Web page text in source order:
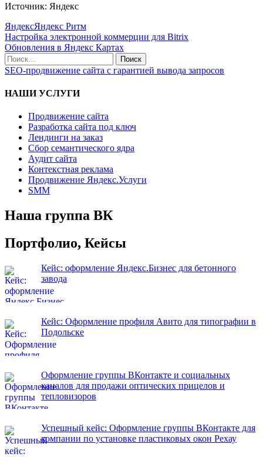
Источник: Яндекс
ЯндексЯндекс Ритм
Настройка электронной коммерции для Bitrix
Обновления в Яндекс Картах
SEO-продвижение сайта с гарантией вывода запросов
НАШИ УСЛУГИ
Продвижение сайта
Разработка сайта под ключ
Лендинги на заказ
Сбор семантического ядра
Аудит сайта
Контекстная реклама
Продвижение Яндекс.Услуги
SMM
Наша группа ВК
Портфолио, Кейсы
Кейс: оформление Яндекс.Бизнес для бетонного
завода
Кейс: Оформление профиля Авито для типографии в
Подольске
Оформление группы ВКонтакте и социальных
каналов для продажи оптических прицелов и
тепловизоров
Успешный кейс: Оформление группы ВКонтакте для
компании по установке пластиковых окон Рехау